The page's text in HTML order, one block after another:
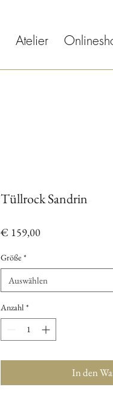
Atelier
Tüllrock Sandrin
€ 159,00Preis
Größe *
Auswählen
Anzahl *
In den